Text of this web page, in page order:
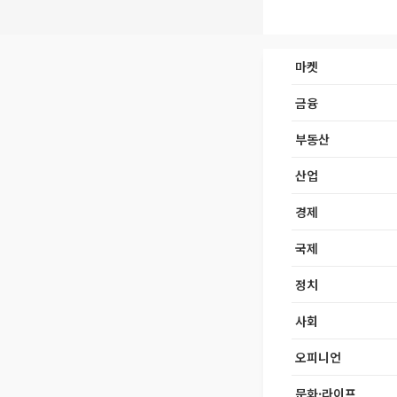
마켓
금융
부동산
산업
경제
국제
정치
사회
오피니언
문화·라이프